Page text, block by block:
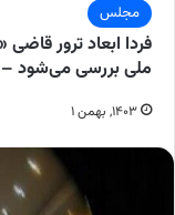
مجلس
فردا ابعاد ترور
ملی بررسی
۱۴۰۳, بهمن ۱